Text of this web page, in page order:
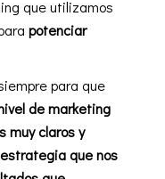
que utilizamos
potenciar
para que
de marketing
muy claros y
que nos